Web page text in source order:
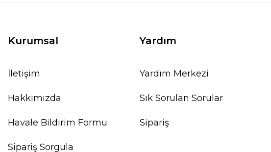
Kurumsal
İletişim
Hakkımızda
Havale Bildirim Formu
Sipariş Sorgula
Yardım
Yardım Merkezi
Sık Sorulan Sorular
Sipariş